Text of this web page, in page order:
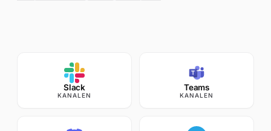
Slack
KANALEN
Teams
KANALEN